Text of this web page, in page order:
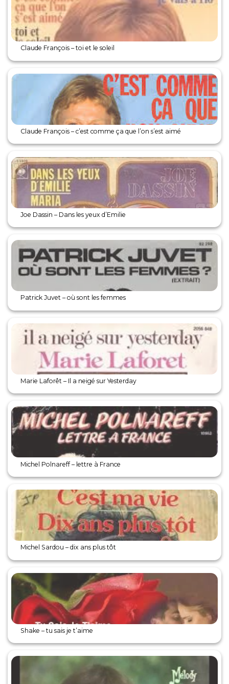
Claude François – toi et le soleil
Claude François – c’est comme ça que l’on s’est aimé
Joe Dassin – Dans les yeux d’Emilie
Patrick Juvet – où sont les femmes
Marie Laforêt – Il a neigé sur Yesterday
Michel Polnareff – lettre à France
Michel Sardou – dix ans plus tôt
Shake – tu sais je t’aime